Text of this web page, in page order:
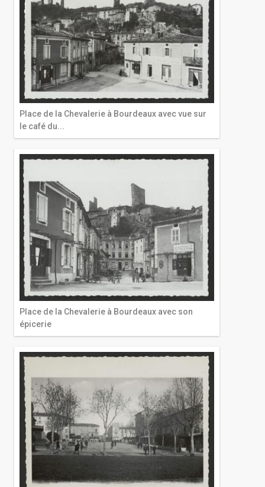
Place de la Chevalerie à Bourdeaux avec vue sur
le café du...
Place de la Chevalerie à Bourdeaux avec son
épicerie